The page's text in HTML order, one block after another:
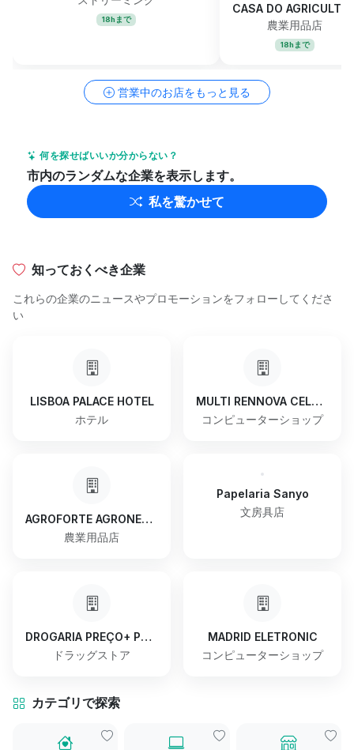
18hまで
CASA DO
農業用品店
18hまで
営業中のお店をもっと見る
何を探せばいいか分からない？
市内のランダムな企業を表示します。
私を驚かせて
知っておくべき企業
これらの企業のニュースやプロモーションをフォローしてくださ
い
LISBOA PALACE HOTEL
ホテル
MULTI RENNOVA CELULARES E INFORMÁTICA
コンピューターショップ
AGROFORTE AGRONEGÓCIOS
農業用品店
Papelaria Sanyo
文房具店
DROGARIA PREÇO+ POPULAR
ドラッグストア
MADRID ELETRONIC
コンピューターショップ
カテゴリで探索